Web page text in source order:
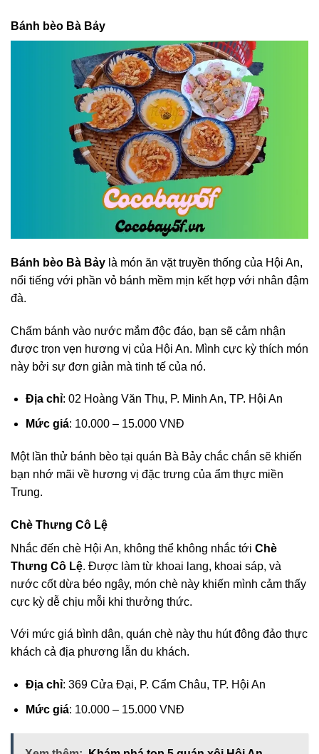
Bánh bèo Bà Bảy
Bánh bèo Bà Bảy là món ăn vặt truyền thống của Hội An,
nổi tiếng với phần vỏ bánh mềm mịn kết hợp với nhân đậm
đà.
Chấm bánh vào nước mắm độc đáo, bạn sẽ cảm nhận
được trọn vẹn hương vị của Hội An. Mình cực kỳ thích món
này bởi sự đơn giản mà tinh tế của nó.
Địa chỉ: 02 Hoàng Văn Thụ, P. Minh An, TP. Hội An
Mức giá: 10.000 – 15.000 VNĐ
Một lần thử bánh bèo tại quán Bà Bảy chắc chắn sẽ khiến
bạn nhớ mãi về hương vị đặc trưng của ẩm thực miền
Trung.
Chè Thưng Cô Lệ
Nhắc đến chè Hội An, không thể không nhắc tới Chè
Thưng Cô Lệ. Được làm từ khoai lang, khoai sáp, và
nước cốt dừa béo ngậy, món chè này khiến mình cảm thấy
cực kỳ dễ chịu mỗi khi thưởng thức.
Với mức giá bình dân, quán chè này thu hút đông đảo thực
khách cả địa phương lẫn du khách.
Địa chỉ: 369 Cửa Đại, P. Cẩm Châu, TP. Hội An
Mức giá: 10.000 – 15.000 VNĐ